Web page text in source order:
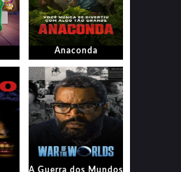
Anaconda
A Guerra dos Mundos